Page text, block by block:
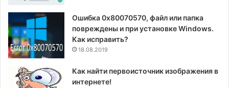
Ошибка 0x80070570, файл или папка
повреждены и при установке Windows.
Как исправить?
18.08.2019
Как найти первоисточник изображения в
интернете!